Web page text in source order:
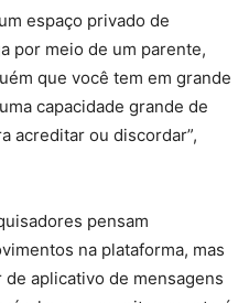
espaço privado de
por meio de um parente,
que você tem em grande
capacidade grande de
acreditar ou discordar”,
pensam
na plataforma, mas
aplicativo de mensagens